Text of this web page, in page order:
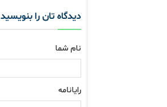
دیدگاه تان را بنویسید
نام شما
رایانامه